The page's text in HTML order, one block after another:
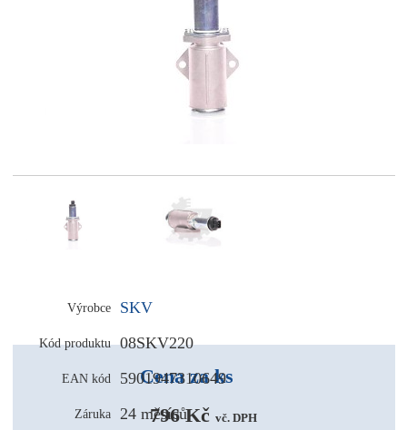
Výrobce SKV
Kód produktu 08SKV220
EAN kód 5901947310649
Záruka 24 měsíců
Cena za ks
796 Kč vč. DPH